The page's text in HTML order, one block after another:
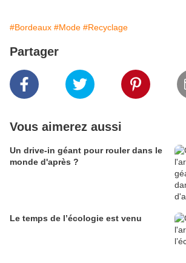
#Bordeaux #Mode #Recyclage
Partager
Vous aimerez aussi
Un drive-in géant pour rouler dans le
monde d'après ?
Le temps de l’écologie est venu